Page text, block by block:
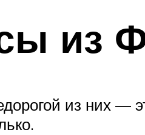
из
из них —